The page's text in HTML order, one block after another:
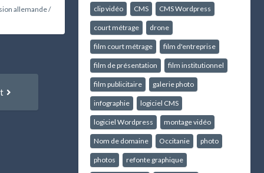
allemande/
:
clip vidéo CMS CMS Wordpress
court métrage drone
film court métrage film d'entreprise
film de présentation film institutionnel
film publicitaire galerie photo
infographie logiciel CMS
logiciel Wordpress montage vidéo
Nom de domaine Occitanie photo
photos refonte graphique